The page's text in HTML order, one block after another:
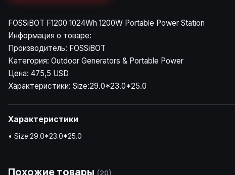
FOSSiBOT F1200 1024Wh 1200W Portable Power Station
Информация о товаре:
Производитель: FOSSiBOT
Категория: Outdoor Generators & Portable Power
Цена: 475,5 USD
Характеристики: Size:29.0*23.0*25.0
Характеристики
• Size:29.0*23.0*25.0
Похожие товары (20)